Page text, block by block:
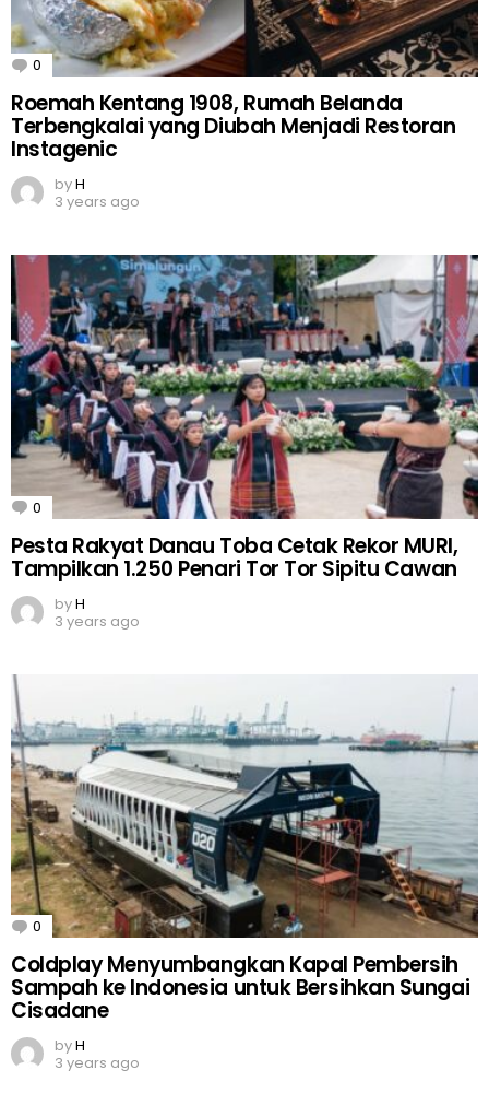
0 Comments
Roemah Kentang 1908, Rumah Belanda
Terbengkalai yang Diubah Menjadi Restoran
Instagenic
byH
3 years ago
0 Comments
Pesta Rakyat Danau Toba Cetak Rekor MURI,
Tampilkan 1.250 Penari Tor Tor Sipitu Cawan
byH
3 years ago
0 Comments
Coldplay Menyumbangkan Kapal Pembersih
Sampah ke Indonesia untuk Bersihkan Sungai
Cisadane
byH
3 years ago